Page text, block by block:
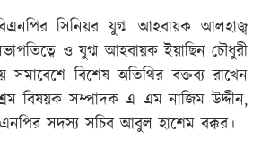
সিনিয়র যুগ্ম আহবায়ক আলহাজ্ব
ও যুগ্ম আহবায়ক ইয়াছিন চৌধুরী
সমাবেশে বিশেষ অতিথির বক্তব্য রাখেন
শ্রম বিষয়ক সম্পাদক এ এম নাজিম উদ্দীন,
সদস্য সচিব আবুল হাশেম বক্কর।